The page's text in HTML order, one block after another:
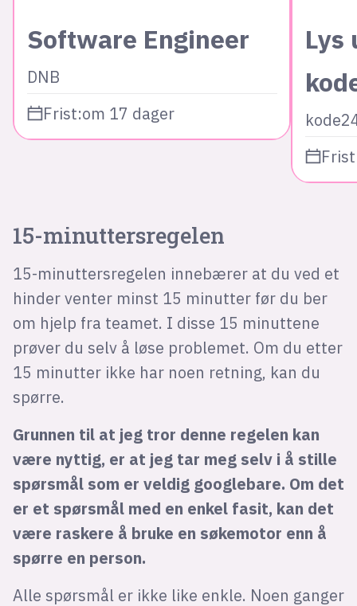
Software Engineer
DNB
Frist:om 17 dager
Lys
15-minuttersregelen
15-minuttersregelen innebærer at du ved et
hinder venter minst 15 minutter før du ber
om hjelp fra teamet. I disse 15 minuttene
prøver du selv å løse problemet. Om du etter
15 minutter ikke har noen retning, kan du
spørre.
Grunnen til at jeg tror denne regelen kan
være nyttig, er at jeg tar meg selv i å stille
spørsmål som er veldig googlebare. Om det
er et spørsmål med en enkel fasit, kan det
være raskere å bruke en søkemotor enn å
spørre en person.
Alle spørsmål er ikke like enkle. Noen ganger